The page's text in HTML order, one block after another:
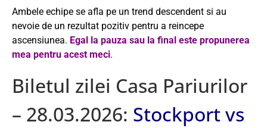
Ambele echipe se afla pe un trend descendent si au
nevoie de un rezultat pozitiv pentru a reincepe
ascensiunea. Egal la pauza sau la final este propunerea
mea pentru acest meci.
Biletul zilei Casa Pariurilor
– 28.03.2026: Stockport vs